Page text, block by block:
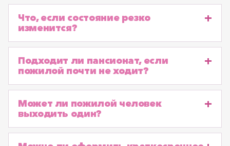
Что, если состояние резко
изменится?
Подходит ли пансионат, если
пожилой почти не ходит?
Может ли пожилой человек
выходить один?